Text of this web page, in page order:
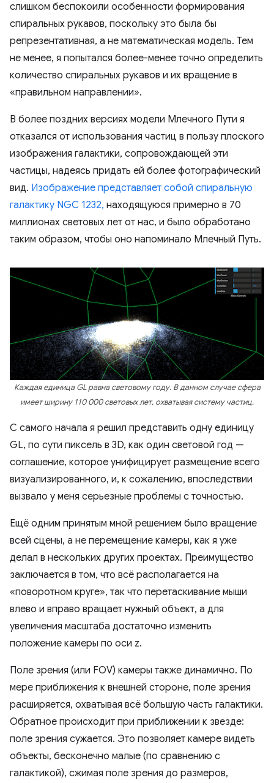
слишком беспокоили особенности формирования
спиральных рукавов, поскольку это была бы
репрезентативная, а не математическая модель. Тем
не менее, я попытался более-менее точно определить
количество спиральных рукавов и их вращение в
«правильном направлении».
В более поздних версиях модели Млечного Пути я
отказался от использования частиц в пользу плоского
изображения галактики, сопровождающей эти
частицы, надеясь придать ей более фотографический
вид. Изображение представляет собой спиральную
галактику NGC 1232, находящуюся примерно в 70
миллионах световых лет от нас, и было обработано
таким образом, чтобы оно напоминало Млечный Путь.
Каждая единица GL равна световому году. В данном случае сфера
имеет ширину 110 000 световых лет, охватывая систему частиц.
С самого начала я решил представить одну единицу
GL, по сути пиксель в 3D, как один световой год —
соглашение, которое унифицирует размещение всего
визуализированного, и, к сожалению, впоследствии
вызвало у меня серьезные проблемы с точностью.
Ещё одним принятым мной решением было вращение
всей сцены, а не перемещение камеры, как я уже
делал в нескольких других проектах. Преимущество
заключается в том, что всё располагается на
«поворотном круге», так что перетаскивание мыши
влево и вправо вращает нужный объект, а для
увеличения масштаба достаточно изменить
положение камеры по оси z.
Поле зрения (или FOV) камеры также динамично. По
мере приближения к внешней стороне, поле зрения
расширяется, охватывая всё большую часть галактики.
Обратное происходит при приближении к звезде:
поле зрения сужается. Это позволяет камере видеть
объекты, бесконечно малые (по сравнению с
галактикой), сжимая поле зрения до размеров,